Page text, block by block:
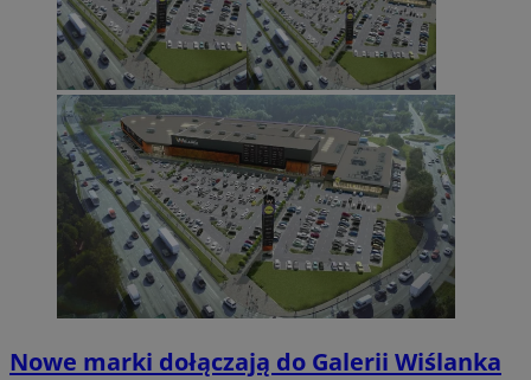
Nowe marki dołączają do Galerii Wiślanka